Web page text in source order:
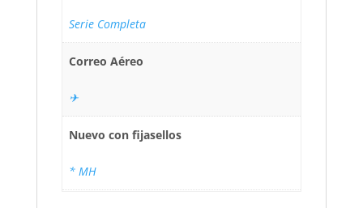
Serie Completa
Correo Aéreo
✈
Nuevo con fijasellos
* MH